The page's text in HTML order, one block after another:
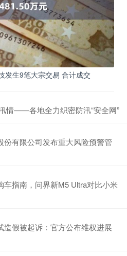
发生9笔大宗交易 合计成交
情——各地全力织密防汛“安全网”
份有限公司发布重大风险预警管
指南，问界新M5 Ultra对比小米
假被起诉：官方公布维权进展